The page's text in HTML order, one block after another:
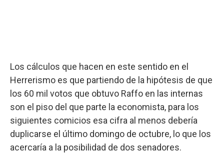
Los cálculos que hacen en este sentido en el
Herrerismo es que partiendo de la hipótesis de que
los 60 mil votos que obtuvo Raffo en las internas
son el piso del que parte la economista, para los
siguientes comicios esa cifra al menos debería
duplicarse el último domingo de octubre, lo que los
acercaría a la posibilidad de dos senadores.